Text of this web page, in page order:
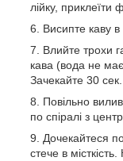
лійку, приклеїти
Висипте каву
Влийте трохи
кава (вода не
Зачекайте 30 сек.
Повільно
по спіралі з
Дочекайтеся
стече в